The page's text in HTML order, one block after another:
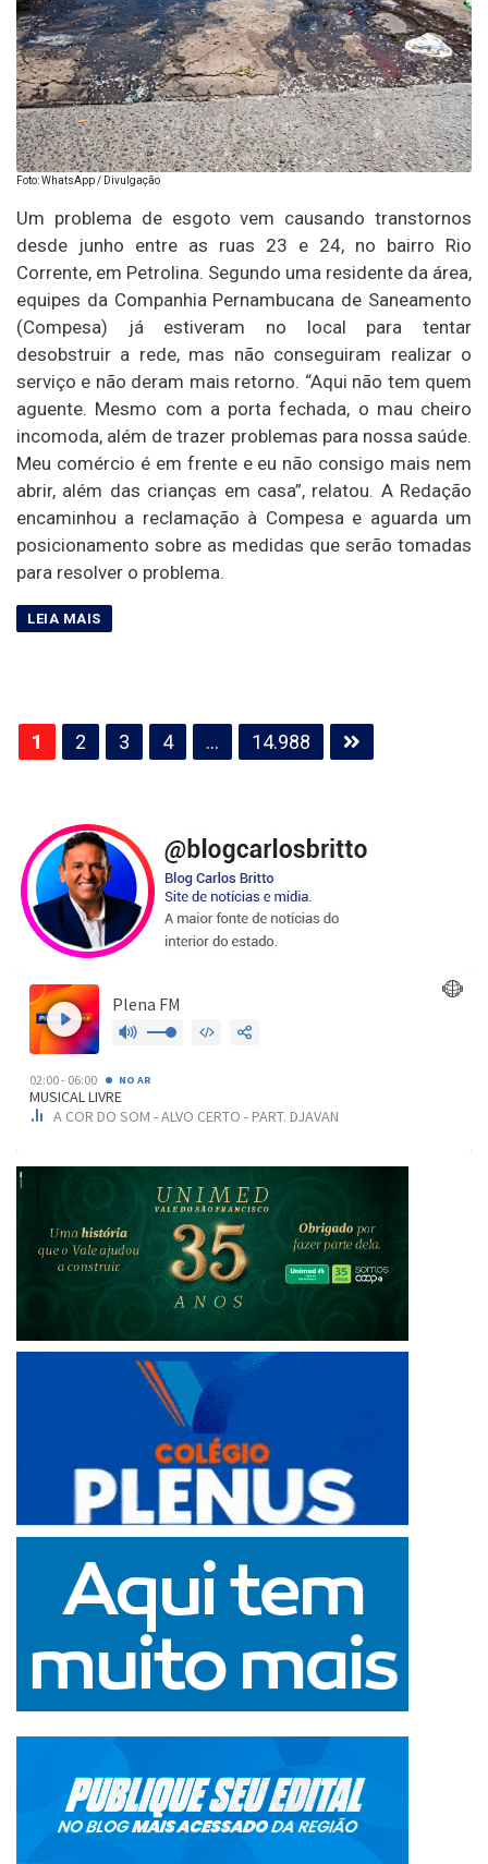
Foto: WhatsApp / Divulgação
Um problema de esgoto vem causando transtornos
desde junho entre as ruas 23 e 24, no bairro Rio
Corrente, em Petrolina. Segundo uma residente da área,
equipes da Companhia Pernambucana de Saneamento
(Compesa) já estiveram no local para tentar
desobstruir a rede, mas não conseguiram realizar o
serviço e não deram mais retorno. “Aqui não tem quem
aguente. Mesmo com a porta fechada, o mau cheiro
incomoda, além de trazer problemas para nossa saúde.
Meu comércio é em frente e eu não consigo mais nem
abrir, além das crianças em casa”, relatou. A Redação
encaminhou a reclamação à Compesa e aguarda um
posicionamento sobre as medidas que serão tomadas
para resolver o problema.
Paginação
de
1 2 3 4 … 14.988